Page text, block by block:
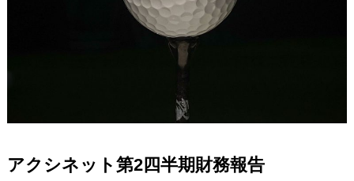
アクシネット第2四半期財務報告